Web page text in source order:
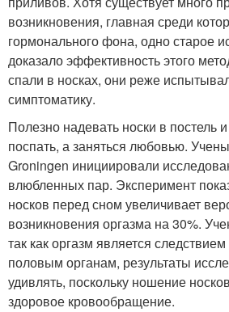
возникновения, главная среди
гормонального фона, одно старое
доказало эффективность этого
спали в носках, они реже
симптоматику.
Полезно надевать носки в постель
поспать, а заняться любовью.
Groningen инициировали
влюбленных пар. Эксперимент
носков перед сном увеличивает
возникновения оргазма на 30%.
так как оргазм является
половым органам, результаты
удивлять, поскольку ношение
здоровое кровообращение.